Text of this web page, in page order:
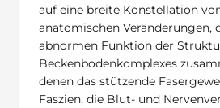
auf eine breite Konstellation
anatomischen Veränderungen,
abnormen Funktion der
Beckenbodenkomplexes
denen das stützende
Faszien, die Blut- und